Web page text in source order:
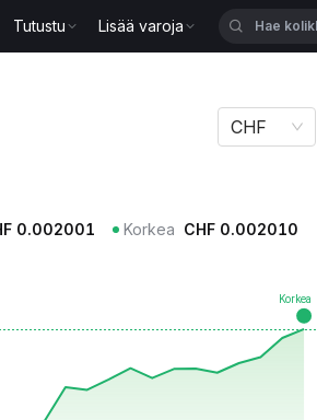
Tutustu Lisää varoja
CHF
0.002001 Korkea CHF 0.002010